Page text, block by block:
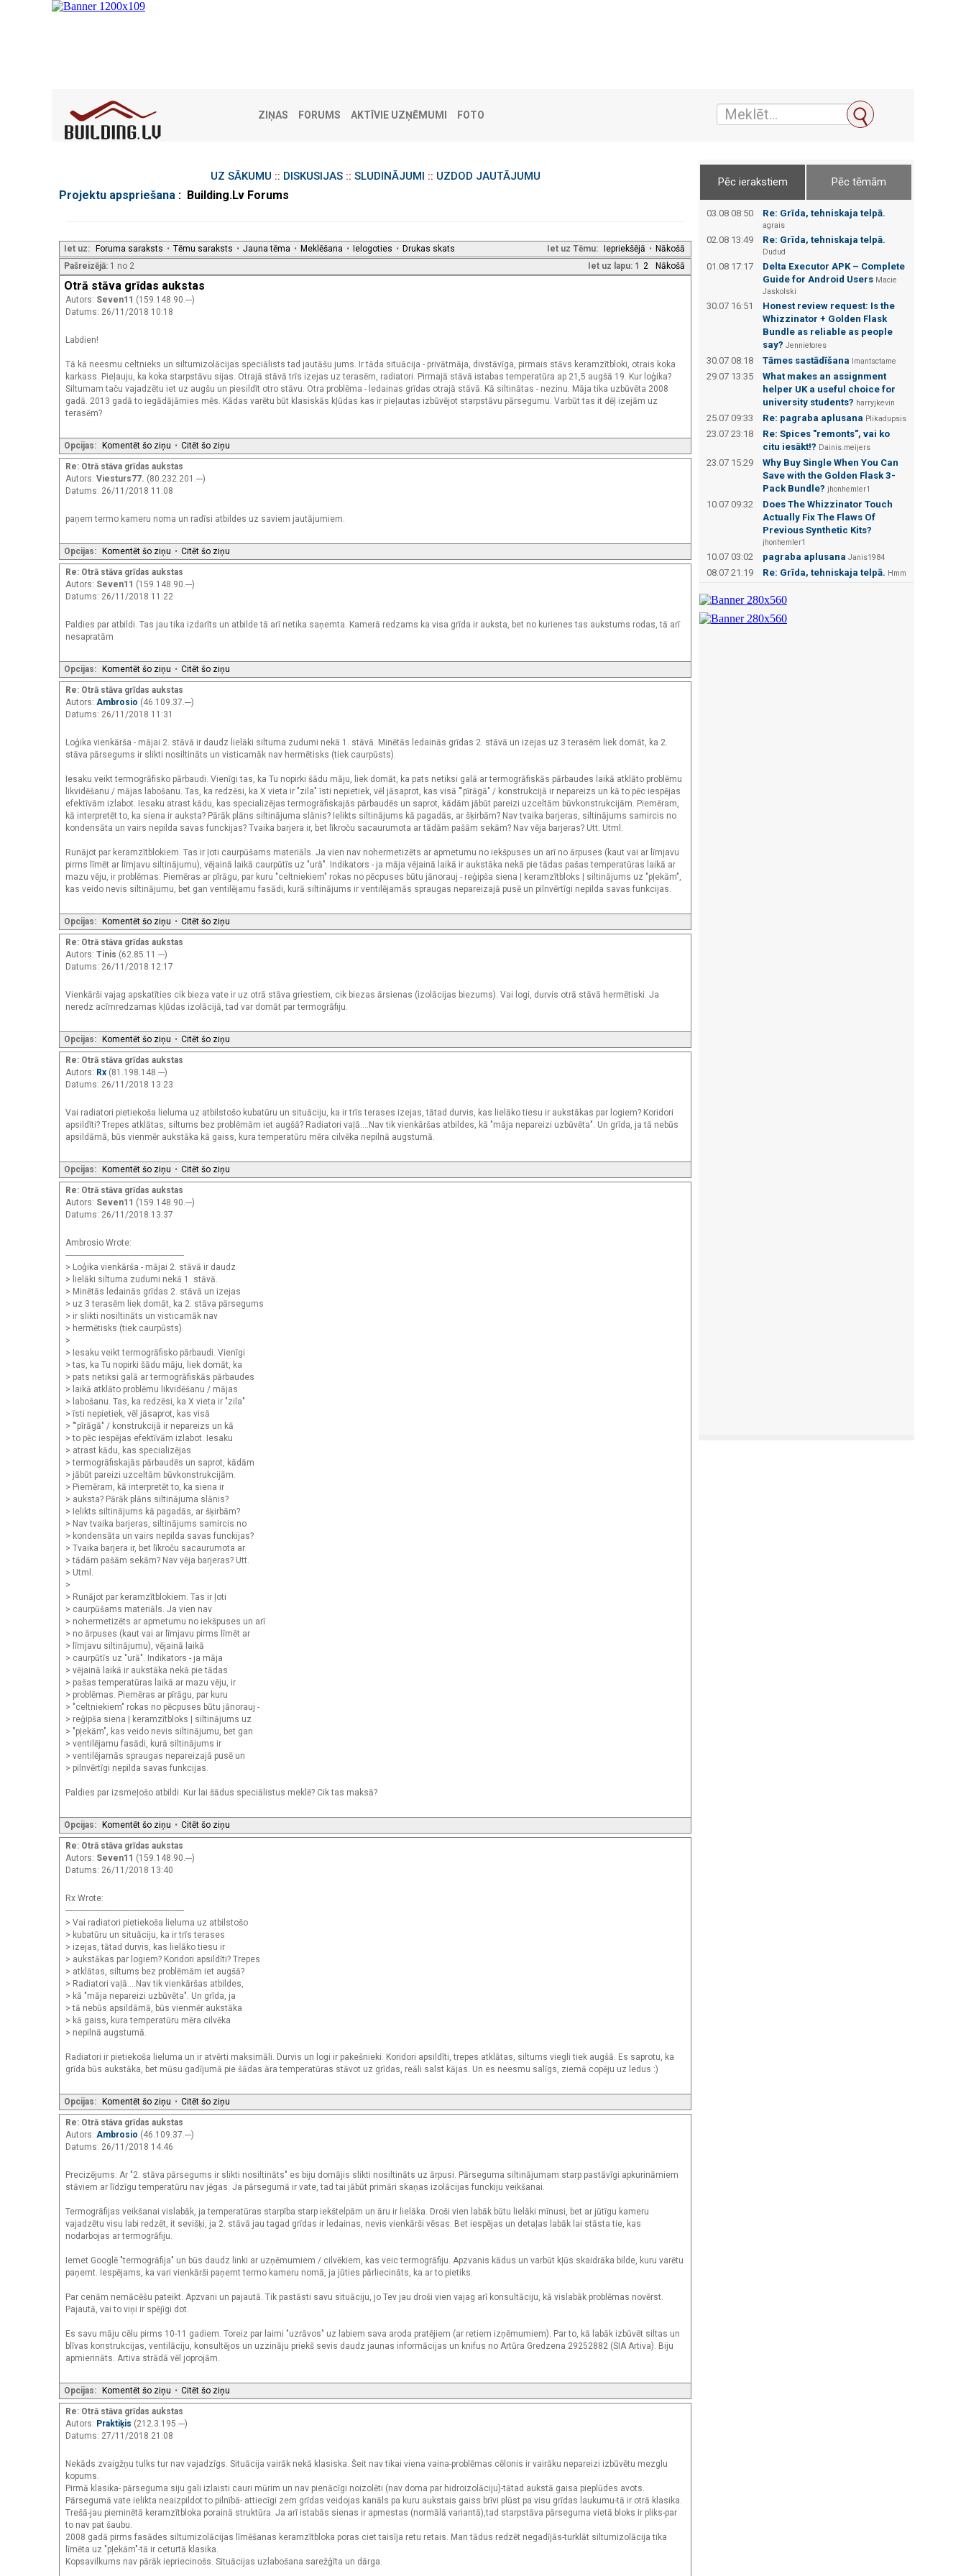
ZIŅAS FORUMS AKTĪVIE UZŅĒMUMI FOTO
UZ SĀKUMU :: DISKUSIJAS:: SLUDINĀJUMI :: UZDOD JAUTĀJUMU
Projektu apspriešana : Building.Lv Forums
Iet uz Tēmu: Iepriekšējā • Nākošā
Iet uz: Foruma saraksts • Tēmu saraksts • Jauna tēma • Meklēšana • Ielogoties • Drukas skats
Iet uz lapu: 1 2 Nākošā
Pašreizējā: 1 no 2
Otrā stāva grīdas aukstas
Autors: Seven11 (159.148.90.---)
Datums: 26/11/2018 10:18
Labdien!
Tā kā neesmu celtnieks un siltumizolācijas speciālists tad jautāšu jums. Ir tāda situācija - privātmāja, divstāvīga, pirmais stāvs keramzītbloki, otrais koka
karkass. Pieļauju, ka koka starpstāvu sijas. Otrajā stāvā trīs izejas uz terasēm, radiatori. Pirmajā stāvā istabas temperatūra ap 21,5 augšā 19. Kur loģika?
Siltumam taču vajadzētu iet uz augšu un piesildīt otro stāvu. Otra problēma - ledainas grīdas otrajā stāvā. Kā siltinātas - nezinu. Māja tika uzbūvēta 2008
gadā. 2013 gadā to iegādājāmies mēs. Kādas varētu būt klasiskās kļūdas kas ir pieļautas izbūvējot starpstāvu pārsegumu. Varbūt tas it dēļ izejām uz
terasēm?
Opcijas: Komentēt šo ziņu • Citēt šo ziņu
Re: Otrā stāva grīdas aukstas
Autors: Viesturs77. (80.232.201.---)
Datums: 26/11/2018 11:08
paņem termo kameru noma un radīsi atbildes uz saviem jautājumiem.
Opcijas: Komentēt šo ziņu • Citēt šo ziņu
Re: Otrā stāva grīdas aukstas
Autors: Seven11 (159.148.90.---)
Datums: 26/11/2018 11:22
Paldies par atbildi. Tas jau tika izdarīts un atbilde tā arī netika saņemta. Kamerā redzams ka visa grīda ir auksta, bet no kurienes tas aukstums rodas, tā arī
nesapratām
Opcijas: Komentēt šo ziņu • Citēt šo ziņu
Re: Otrā stāva grīdas aukstas
Autors: Ambrosio (46.109.37.---)
Datums: 26/11/2018 11:31
Loģika vienkārša - mājai 2. stāvā ir daudz lielāki siltuma zudumi nekā 1. stāvā. Minētās ledainās grīdas 2. stāvā un izejas uz 3 terasēm liek domāt, ka 2.
stāva pārsegums ir slikti nosiltināts un visticamāk nav hermētisks (tiek caurpūsts).
Iesaku veikt termogrāfisko pārbaudi. Vienīgi tas, ka Tu nopirki šādu māju, liek domāt, ka pats netiksi galā ar termogrāfiskās pārbaudes laikā atklāto problēmu
likvidēšanu / mājas labošanu. Tas, ka redzēsi, ka X vieta ir "zila" īsti nepietiek, vēl jāsaprot, kas visā "'pīrāgā" / konstrukcijā ir nepareizs un kā to pēc iespējas
efektīvām izlabot. Iesaku atrast kādu, kas specializējas termogrāfiskajās pārbaudēs un saprot, kādām jābūt pareizi uzceltām būvkonstrukcijām. Piemēram,
kā interpretēt to, ka siena ir auksta? Pārāk plāns siltinājuma slānis? Ielikts siltinājums kā pagadās, ar šķirbām? Nav tvaika barjeras, siltinājums samircis no
kondensāta un vairs nepilda savas funckijas? Tvaika barjera ir, bet līkroču sacaurumota ar tādām pašām sekām? Nav vēja barjeras? Utt. Utml.
Runājot par keramzītblokiem. Tas ir ļoti caurpūšams materiāls. Ja vien nav nohermetizēts ar apmetumu no iekšpuses un arī no ārpuses (kaut vai ar līmjavu
pirms līmēt ar līmjavu siltinājumu), vējainā laikā caurpūtīs uz "urā". Indikators - ja māja vējainā laikā ir aukstāka nekā pie tādas pašas temperatūras laikā ar
mazu vēju, ir problēmas. Piemēras ar pīrāgu, par kuru "celtniekiem" rokas no pēcpuses būtu jānorauj - reģipša siena | keramzītbloks | siltinājums uz "pļekām",
kas veido nevis siltinājumu, bet gan ventilējamu fasādi, kurā siltinājums ir ventilējamās spraugas nepareizajā pusē un pilnvērtīgi nepilda savas funkcijas.
Opcijas: Komentēt šo ziņu • Citēt šo ziņu
Re: Otrā stāva grīdas aukstas
Autors: Tinis (62.85.11.---)
Datums: 26/11/2018 12:17
Vienkārši vajag apskatīties cik bieza vate ir uz otrā stāva griestiem, cik biezas ārsienas (izolācijas biezums). Vai logi, durvis otrā stāvā hermētiski. Ja
neredz acīmredzamas kļūdas izolācijā, tad var domāt par termogrāfiju.
Opcijas: Komentēt šo ziņu • Citēt šo ziņu
Re: Otrā stāva grīdas aukstas
Autors: Rx (81.198.148.---)
Datums: 26/11/2018 13:23
Vai radiatori pietiekoša lieluma uz atbilstošo kubatūru un situāciju, ka ir trīs terases izejas, tātad durvis, kas lielāko tiesu ir aukstākas par logiem? Koridori
apsildīti? Trepes atklātas, siltums bez problēmām iet augšā? Radiatori vaļā....Nav tik vienkāršas atbildes, kā "māja nepareizi uzbūvēta". Un grīda, ja tā nebūs
apsildāmā, būs vienmēr aukstāka kā gaiss, kura temperatūru mēra cilvēka nepilnā augstumā.
Opcijas: Komentēt šo ziņu • Citēt šo ziņu
Re: Otrā stāva grīdas aukstas
Autors: Seven11 (159.148.90.---)
Datums: 26/11/2018 13:37
Ambrosio Wrote:
-------------------------------------------------------
> Loģika vienkārša - mājai 2. stāvā ir daudz
> lielāki siltuma zudumi nekā 1. stāvā.
> Minētās ledainās grīdas 2. stāvā un izejas
> uz 3 terasēm liek domāt, ka 2. stāva pārsegums
> ir slikti nosiltināts un visticamāk nav
> hermētisks (tiek caurpūsts).
>
> Iesaku veikt termogrāfisko pārbaudi. Vienīgi
> tas, ka Tu nopirki šādu māju, liek domāt, ka
> pats netiksi galā ar termogrāfiskās pārbaudes
> laikā atklāto problēmu likvidēšanu / mājas
> labošanu. Tas, ka redzēsi, ka X vieta ir "zila"
> īsti nepietiek, vēl jāsaprot, kas visā
> "'pīrāgā" / konstrukcijā ir nepareizs un kā
> to pēc iespējas efektīvām izlabot. Iesaku
> atrast kādu, kas specializējas
> termogrāfiskajās pārbaudēs un saprot, kādām
> jābūt pareizi uzceltām būvkonstrukcijām.
> Piemēram, kā interpretēt to, ka siena ir
> auksta? Pārāk plāns siltinājuma slānis?
> Ielikts siltinājums kā pagadās, ar šķirbām?
> Nav tvaika barjeras, siltinājums samircis no
> kondensāta un vairs nepilda savas funckijas?
> Tvaika barjera ir, bet līkroču sacaurumota ar
> tādām pašām sekām? Nav vēja barjeras? Utt.
> Utml.
>
> Runājot par keramzītblokiem. Tas ir ļoti
> caurpūšams materiāls. Ja vien nav
> nohermetizēts ar apmetumu no iekšpuses un arī
> no ārpuses (kaut vai ar līmjavu pirms līmēt ar
> līmjavu siltinājumu), vējainā laikā
> caurpūtīs uz "urā". Indikators - ja māja
> vējainā laikā ir aukstāka nekā pie tādas
> pašas temperatūras laikā ar mazu vēju, ir
> problēmas. Piemēras ar pīrāgu, par kuru
> "celtniekiem" rokas no pēcpuses būtu jānorauj -
> reģipša siena | keramzītbloks | siltinājums uz
> "pļekām", kas veido nevis siltinājumu, bet gan
> ventilējamu fasādi, kurā siltinājums ir
> ventilējamās spraugas nepareizajā pusē un
> pilnvērtīgi nepilda savas funkcijas.
Paldies par izsmeļošo atbildi. Kur lai šādus speciālistus meklē? Cik tas maksā?
Opcijas: Komentēt šo ziņu • Citēt šo ziņu
Re: Otrā stāva grīdas aukstas
Autors: Seven11 (159.148.90.---)
Datums: 26/11/2018 13:40
Rx Wrote:
-------------------------------------------------------
> Vai radiatori pietiekoša lieluma uz atbilstošo
> kubatūru un situāciju, ka ir trīs terases
> izejas, tātad durvis, kas lielāko tiesu ir
> aukstākas par logiem? Koridori apsildīti? Trepes
> atklātas, siltums bez problēmām iet augšā?
> Radiatori vaļā....Nav tik vienkāršas atbildes,
> kā "māja nepareizi uzbūvēta". Un grīda, ja
> tā nebūs apsildāmā, būs vienmēr aukstāka
> kā gaiss, kura temperatūru mēra cilvēka
> nepilnā augstumā.
Radiatori ir pietiekoša lieluma un ir atvērti maksimāli. Durvis un logi ir pakešnieki. Koridori apsildīti, trepes atklātas, siltums viegli tiek augšā. Es saprotu, ka
grīda būs aukstāka, bet mūsu gadījumā pie šādas āra temperatūras stāvot uz grīdas, reāli salst kājas. Un es neesmu salīgs, ziemā copēju uz ledus :)
Opcijas: Komentēt šo ziņu • Citēt šo ziņu
Re: Otrā stāva grīdas aukstas
Autors: Ambrosio (46.109.37.---)
Datums: 26/11/2018 14:46
Precizējums. Ar "2. stāva pārsegums ir slikti nosiltināts" es biju domājis slikti nosiltināts uz ārpusi. Pārseguma siltinājumam starp pastāvīgi apkurināmiem
stāviem ar līdzīgu temperatūru nav jēgas. Ja pārsegumā ir vate, tad tai jābūt primāri skaņas izolācijas funckiju veikšanai.
Termogrāfijas veikšanai vislabāk, ja temperatūras starpība starp iekštelpām un āru ir lielāka. Droši vien labāk būtu lielāki mīnusi, bet ar jūtīgu kameru
vajadzētu visu labi redzēt, it sevišķi, ja 2. stāvā jau tagad grīdas ir ledainas, nevis vienkārši vēsas. Bet iespējas un detaļas labāk lai stāsta tie, kas
nodarbojas ar termogrāfiju.
Iemet Googlē "termogrāfija" un būs daudz linki ar uzņēmumiem / cilvēkiem, kas veic termogrāfiju. Apzvanis kādus un varbūt kļūs skaidrāka bilde, kuru varētu
paņemt. Iespējams, ka vari vienkārši paņemt termo kameru nomā, ja jūties pārliecināts, ka ar to pietiks.
Par cenām nemācēšu pateikt. Apzvani un pajautā. Tik pastāsti savu situāciju, jo Tev jau droši vien vajag arī konsultāciju, kā vislabāk problēmas novērst.
Pajautā, vai to viņi ir spējīgi dot.
Es savu māju cēlu pirms 10-11 gadiem. Toreiz par laimi "uzrāvos" uz labiem sava aroda pratējiem (ar retiem izņēmumiem). Par to, kā labāk izbūvēt siltas un
blīvas konstrukcijas, ventilāciju, konsultējos un uzzināju priekš sevis daudz jaunas informācijas un knifus no Artūra Gredzena 29252882 (SIA Artiva). Biju
apmierināts. Artiva strādā vēl joprojām.
Opcijas: Komentēt šo ziņu • Citēt šo ziņu
Re: Otrā stāva grīdas aukstas
Autors: Praktiķis (212.3.195.---)
Datums: 27/11/2018 21:08
Nekāds zvaigžņu tulks tur nav vajadzīgs. Situācija vairāk nekā klasiska. Šeit nav tikai viena vaina-problēmas cēlonis ir vairāku nepareizi izbūvētu mezglu
kopums.
Pirmā klasika- pārseguma siju gali izlaisti cauri mūrim un nav pienācīgi noizolēti (nav doma par hidroizolāciju)-tātad aukstā gaisa pieplūdes avots.
Pārsegumā vate ielikta neaizpildot to pilnībā- attiecīgi zem grīdas veidojas kanāls pa kuru aukstais gaiss brīvi plūst pa visu grīdas laukumu-tā ir otrā klasika.
Trešā-jau pieminētā keramzītbloka porainā struktūra. Ja arī istabās sienas ir apmestas (normālā variantā),tad starpstāva pārseguma vietā bloks ir pliks-par
to nav pat šaubu.
2008 gadā pirms fasādes siltumizolācijas līmēšanas keramzītbloka poras ciet taisīja retu retais. Man tādus redzēt negadījās-turklāt siltumizolācija tika
līmēta uz "pļekām"-tā ir ceturtā klasika.
Kopsavilkums nav pārāk iepriecinošs. Situācijas uzlabošana sarežģīta un dārga.
Pēc ierakstiem Pēc tēmām
03.08 08:50 Re: Grīda, tehniskaja telpā.
agrais
02.08 13:49 Re: Grīda, tehniskaja telpā.
Dudud
01.08 17:17
Delta Executor APK – Complete
Guide for Android Users Macie
Jaskolski
30.07 16:51
Honest review request: Is the
Whizzinator + Golden Flask
Bundle as reliable as people
say? Jennietores
30.07 08:18 Tāmes sastādīšana Imantsctame
29.07 13:35
What makes an assignment
helper UK a useful choice for
university students? harryjkevin
25.07 09:33 Re: pagraba aplusana Plikadupsis
23.07 23:18
Re: Spices "remonts", vai ko
citu iesākt!? Dainis.meijers
23.07 15:29
Why Buy Single When You Can
Save with the Golden Flask 3-
Pack Bundle? jhonhemler1
10.07 09:32
Does The Whizzinator Touch
Actually Fix The Flaws Of
Previous Synthetic Kits?
jhonhemler1
10.07 03:02 pagraba aplusana Janis1984
08.07 21:19 Re: Grīda, tehniskaja telpā. Hmm